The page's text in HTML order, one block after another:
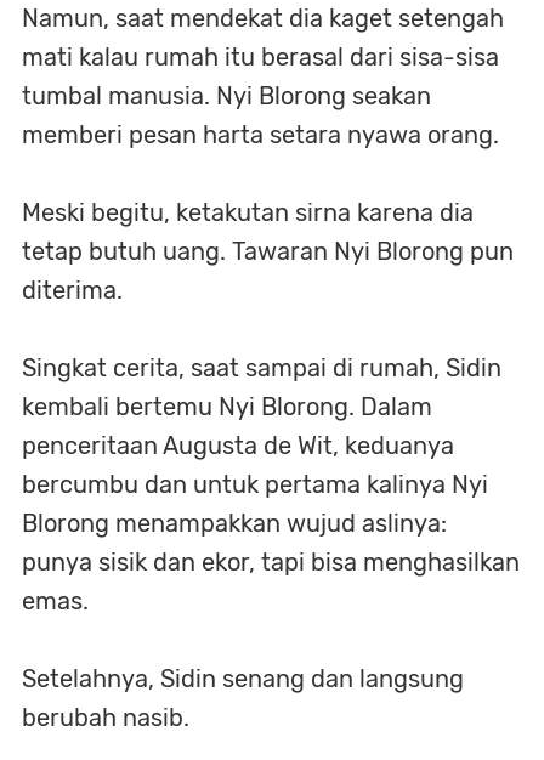
Namun, saat mendekat dia kaget setengah
mati kalau rumah itu berasal dari sisa-sisa
tumbal manusia. Nyi Blorong seakan
memberi pesan harta setara nyawa orang.
Meski begitu, ketakutan sirna karena dia
tetap butuh uang. Tawaran Nyi Blorong pun
diterima.
Singkat cerita, saat sampai di rumah, Sidin
kembali bertemu Nyi Blorong. Dalam
penceritaan Augusta de Wit, keduanya
bercumbu dan untuk pertama kalinya Nyi
Blorong menampakkan wujud aslinya:
punya sisik dan ekor, tapi bisa menghasilkan
emas.
Setelahnya, Sidin senang dan langsung
berubah nasib.